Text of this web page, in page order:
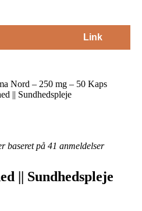
Link
Nord – 250 mg – 50 Kaps
|| Sundhedspleje
baseret på 41 anmeldelser
|| Sundhedspleje